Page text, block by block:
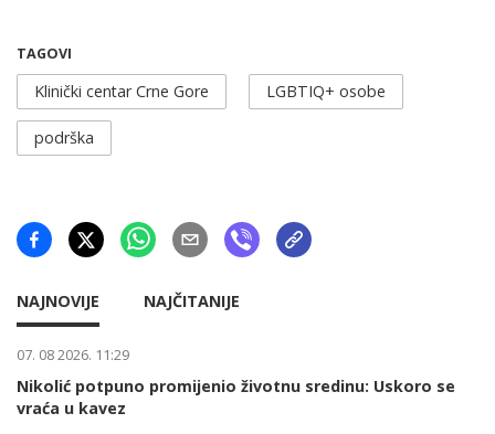
TAGOVI
Klinički centar Crne Gore LGBTIQ+ osobe
podrška
NAJNOVIJE NAJČITANIJE
07. 08 2026. 11:29
Nikolić potpuno promijenio životnu sredinu: Uskoro se
vraća u kavez